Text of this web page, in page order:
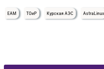
EAM ТОиР Курская АЭС AstraLinux